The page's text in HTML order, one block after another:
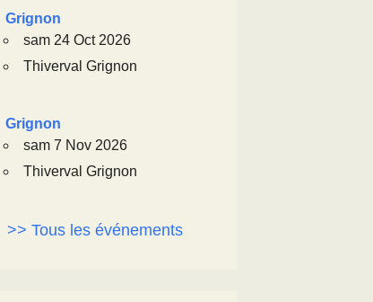
Grignon
sam 24 Oct 2026
Thiverval Grignon
Grignon
sam 7 Nov 2026
Thiverval Grignon
>> Tous les événements